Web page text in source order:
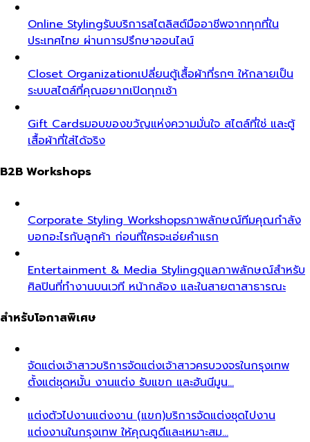
Online Stylingรับบริการสไตลิสต์มืออาชีพจากทุกที่ใน
ประเทศไทย ผ่านการปรึกษาออนไลน์
Closet Organizationเปลี่ยนตู้เสื้อผ้าที่รกๆ ให้กลายเป็น
ระบบสไตล์ที่คุณอยากเปิดทุกเช้า
Gift Cardsมอบของขวัญแห่งความมั่นใจ สไตล์ที่ใช่ และตู้
เสื้อผ้าที่ใส่ได้จริง
B2B Workshops
Corporate Styling Workshopsภาพลักษณ์ทีมคุณกำลัง
บอกอะไรกับลูกค้า ก่อนที่ใครจะเอ่ยคำแรก
Entertainment & Media Stylingดูแลภาพลักษณ์สำหรับ
ศิลปินที่ทำงานบนเวที หน้ากล้อง และในสายตาสาธารณะ
สำหรับโอกาสพิเศษ
จัดแต่งเจ้าสาวบริการจัดแต่งเจ้าสาวครบวงจรในกรุงเทพ
ตั้งแต่ชุดหมั้น งานแต่ง รับแขก และฮันนีมูน…
แต่งตัวไปงานแต่งงาน (แขก)บริการจัดแต่งชุดไปงาน
แต่งงานในกรุงเทพ ให้คุณดูดีและเหมาะสม…